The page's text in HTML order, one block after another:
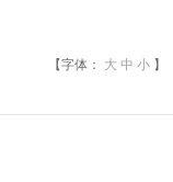
【字体： 大 中 小 】